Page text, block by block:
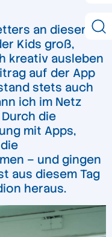
an diesem
Kids groß,
kreativ ausleben
auf der App
stets auch
ich im Netz
die
mit Apps,
– und gingen
aus diesem Tag
heraus.